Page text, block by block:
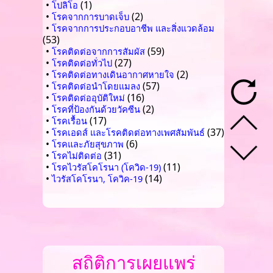
• โปลิโอ (1)
• โรคจากการบาดเจ็บ (2)
• โรคจากการประกอบอาชีพ และสิ่งแวดล้อม
(53)
• โรคติดต่อจากการสัมผัส (59)
• โรคติดต่อทั่วไป (27)
• โรคติดต่อทางเดินอากาศหายใจ (2)
• โรคติดต่อนำโดยแมลง (57)
• โรคติดต่ออุบัติใหม่ (16)
• โรคที่ป้องกันด้วยวัคซีน (2)
• โรคเรื้อน (17)
• โรคเอดส์ และโรคติดต่อทางเพศสัมพันธ์ (37)
• โรคและภัยสุขภาพ (6)
• โรคไม่ติดต่อ (31)
• โรคไวรัสโคโรนา (โควิด-19) (11)
•ไวรัสโคโรนา, โควิค-19 (14)
สถิติการเผยแพร่